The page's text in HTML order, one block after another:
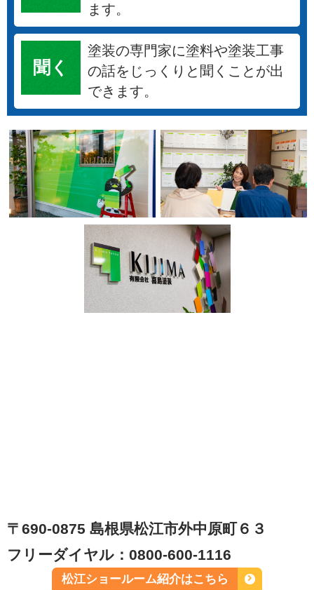
ます。
聞く
塗装の専門家に塗料や塗装工事
の話をじっくりと聞くことが出
できます。
〒690-0875 島根県松江市外中原町６３
フリーダイヤル：0800-600-1116
松江ショールーム紹介はこちら